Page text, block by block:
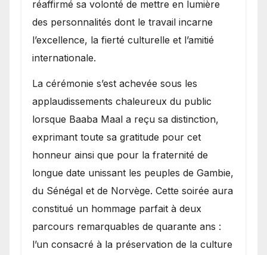
réaffirmé sa volonté de mettre en lumière
des personnalités dont le travail incarne
l’excellence, la fierté culturelle et l’amitié
internationale.
​La cérémonie s’est achevée sous les
applaudissements chaleureux du public
lorsque Baaba Maal a reçu sa distinction,
exprimant toute sa gratitude pour cet
honneur ainsi que pour la fraternité de
longue date unissant les peuples de Gambie,
du Sénégal et de Norvège. Cette soirée aura
constitué un hommage parfait à deux
parcours remarquables de quarante ans :
l’un consacré à la préservation de la culture